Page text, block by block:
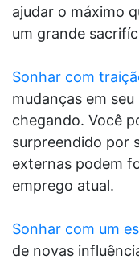
ajudar o máximo
um grande
Sonhar com
mudanças em
chegando. Você
surpreendido por
externas podem
emprego atual.
Sonhar com um
de novas